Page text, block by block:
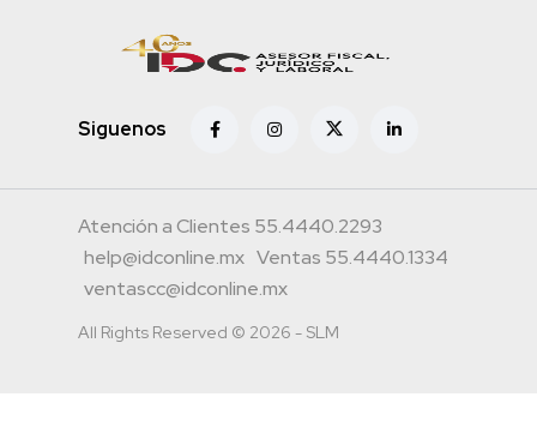
Siguenos
Atención a Clientes 55.4440.2293
help@idconline.mx Ventas 55.4440.1334
ventascc@idconline.mx
All Rights Reserved © 2026 - SLM